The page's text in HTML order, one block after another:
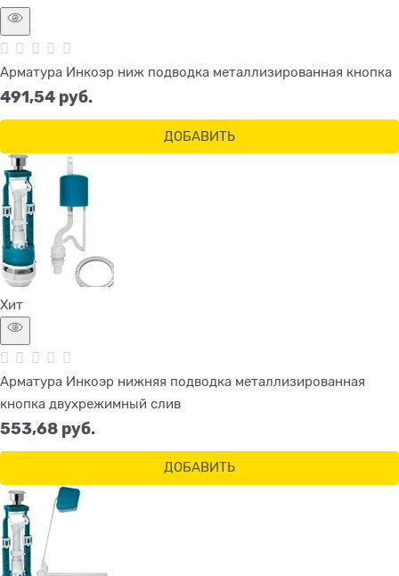
Арматура Инкоэр ниж подводка металлизированная кнопка
491,54 руб.
ДОБАВИТЬ
Хит
Арматура Инкоэр нижняя подводка металлизированная
кнопка двухрежимный слив
553,68 руб.
ДОБАВИТЬ